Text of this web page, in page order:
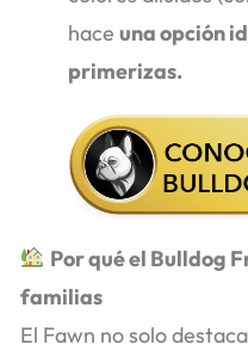
hace una opción
primerizas.
Por qué el Bulldog
familias
El Fawn no solo